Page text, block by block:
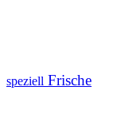
speziell Frische